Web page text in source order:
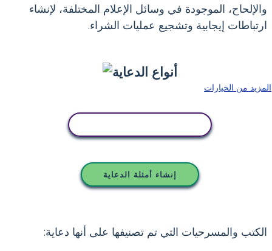
والإلحاح، الموجودة في وسائل الإعلام المختلفة، لإنشاء
ارتباطات إيجابية وتشجيع عمليات الشراء.
المزيد من الخيارات
إنشاء أمثلة الدعاية
الكتب والمسرحيات التي تم تصنيفها على أنها دعاية: